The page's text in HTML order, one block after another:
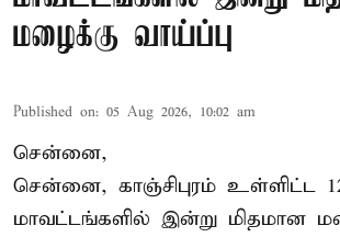
மழைக்கு வாய்ப்பு
Published on: 05 Aug 2026, 10:02 am
சென்னை,
சென்னை, காஞ்சிபுரம் உள்ளிட்ட
மாவட்டங்களில் இன்று மிதமான